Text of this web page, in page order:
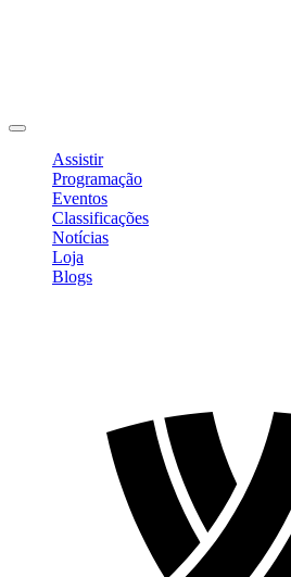
Assistir
Programação
Eventos
Classificações
Notícias
Loja
Blogs